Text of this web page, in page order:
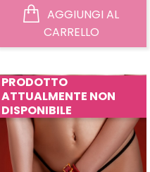
CARRELLO
PRODOTTO
ATTUALMENTE NON
DISPONIBILE